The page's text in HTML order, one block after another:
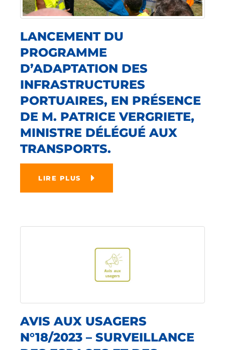
LANCEMENT DU
PROGRAMME
D’ADAPTATION DES
INFRASTRUCTURES
PORTUAIRES, EN PRÉSENCE
DE M. PATRICE VERGRIETE,
MINISTRE DÉLÉGUÉ AUX
TRANSPORTS.
LIRE PLUS
AVIS AUX USAGERS
N°18/2023 – SURVEILLANCE